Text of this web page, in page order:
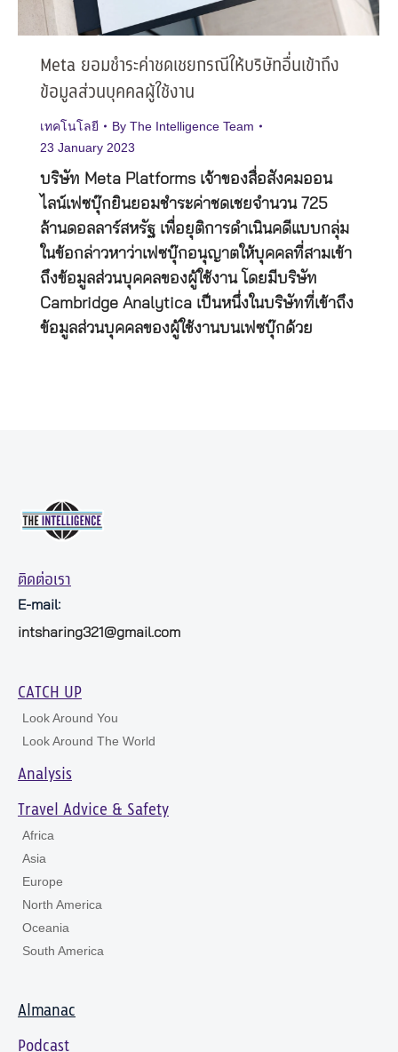
Meta ยอมชำระค่าชดเชยกรณีให้บริษัทอื่นเข้าถึง
ข้อมูลส่วนบุคคลผู้ใช้งาน
เทคโนโลยี By The Intelligence Team
23 January 2023
บริษัท Meta Platforms เจ้าของสื่อสังคมออน
ไลน์เฟซบุ๊กยินยอมชำระค่าชดเชยจำนวน 725
ล้านดอลลาร์สหรัฐ เพื่อยุติการดำเนินคดีแบบกลุ่ม
ในข้อกล่าวหาว่าเฟซบุ๊กอนุญาตให้บุคคลที่สามเข้า
ถึงข้อมูลส่วนบุคคลของผู้ใช้งาน โดยมีบริษัท
Cambridge Analytica เป็นหนึ่งในบริษัทที่เข้าถึง
ข้อมูลส่วนบุคคลของผู้ใช้งานบนเฟซบุ๊กด้วย
ติดต่อเรา
E-mail:
intsharing321@gmail.com
CATCH UP
Look Around You
Look Around The World
Analysis
Travel Advice & Safety
Africa
Asia
Europe
North America
Oceania
South America
Almanac
Podcast